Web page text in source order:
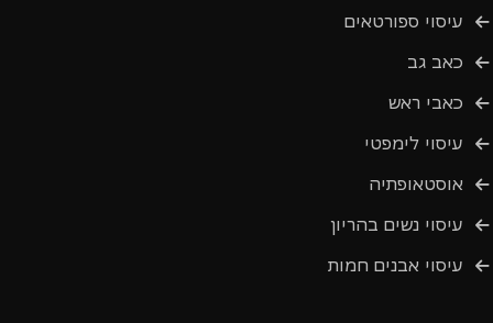
עיסוי ספורטאים
כאב גב
כאבי ראש
עיסוי לימפטי
אוסטאופתיה
עיסוי נשים בהריון
עיסוי אבנים חמות